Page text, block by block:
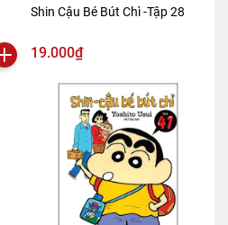
Shin Cậu Bé Bút Chì -Tập 28
19.000₫